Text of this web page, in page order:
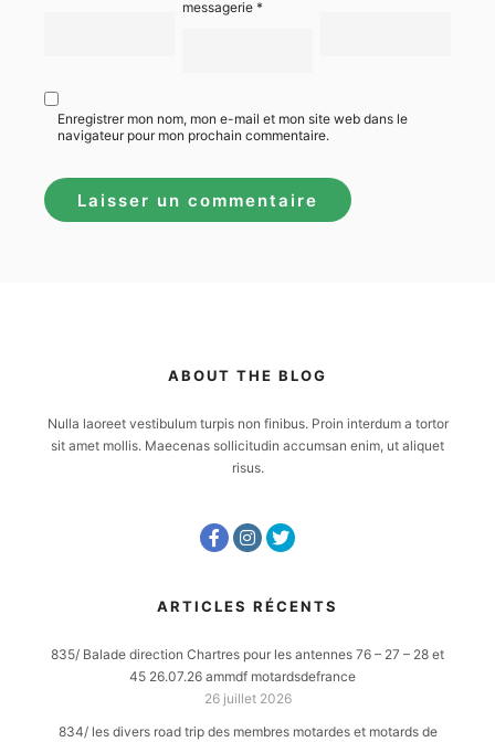
messagerie*
Enregistrer mon nom, mon e-mail et mon site web dans le
navigateur pour mon prochain commentaire.
ABOUT THE BLOG
Nulla laoreet vestibulum turpis non finibus. Proin interdum a tortor
sit amet mollis. Maecenas sollicitudin accumsan enim, ut aliquet
risus.
ARTICLES RÉCENTS
835/ Balade direction Chartres pour les antennes 76 – 27 – 28 et
45 26.07.26 ammdf motardsdefrance
26 juillet 2026
834/ les divers road trip des membres motardes et motards de